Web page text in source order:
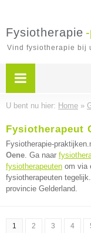
Fysiotherapie
Vind fysiotherapie bij
U bent nu hier: Home »
Fysiotherapeut
Fysiotherapie-
Oene. Ga naar
fysiotherapeuten om via
fysiotherapeuten
provincie Gelderland.
1 2 3 4